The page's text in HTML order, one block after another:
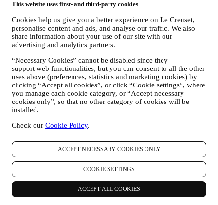
This website uses first- and third-party cookies
Cookies help us give you a better experience on Le Creuset,
personalise content and ads, and analyse our traffic. We also
share information about your use of our site with our
advertising and analytics partners.
“Necessary Cookies” cannot be disabled since they
support web functionalities, but you can consent to all the other
uses above (preferences, statistics and marketing cookies) by
clicking “Accept all cookies”, or click “Cookie settings”, where
you manage each cookie category, or “Accept necessary
cookies only”, so that no other category of cookies will be
installed.
Check our Cookie Policy.
ACCEPT NECESSARY COOKIES ONLY
COOKIE SETTINGS
ACCEPT ALL COOKIES
voordelen voor geregistreerde gebruikers, om beter te kunnen
verzendadressen opslaan, bestellingen bekijken en volgen.
Elke verwerkingsactiviteit is vereist om ons in staat te stellen
deze diensten aan u als Le Creuset-accounthouder te leveren.
OM UW BESTELLINGEN TE BEHEREN EN OM ONZE
PRODUCTEN, DIENSTEN EN ASSISTENTIE AAN U
TE LEVEREN
Wij zullen uw gegevens gebruiken om onze contractuele
relatie met u, uw aankoop van producten op de Website, uw
gebruik van de Website, eventuele latere hulp na de verkoop
of uw deelname aan onze wedstrijden te beheren. Mogelijk
moeten we bepaalde gegevens over u verwerken voor onze
contractuele relatie met u, zoals de boekhouding, facturering
veiligheid, beveiliging, systeemtests, onderhoud en statistische
analyse. Af en toe moeten we mogelijk om administratieve of
operationele redenen contact met u opnemen. Bijvoorbeeld
om u een bevestiging van uw aankoop te sturen. We zullen
uw persoonsgegevens ook gebruiken om uw verzoeken te
beantwoorden die via onze Websiteformulieren of andere
kanalen worden verzonden. Deze verwerkingsactiviteit is